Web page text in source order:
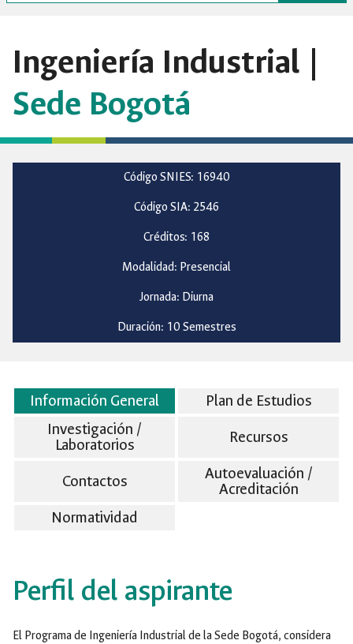
Ingeniería Industrial |
Sede Bogotá
Código SNIES: 16940
Código SIA: 2546
Créditos: 168
Modalidad: Presencial
Jornada: Diurna
Duración: 10 Semestres
Información General
Plan de Estudios
Investigación /
Laboratorios
Recursos
Contactos
Autoevaluación /
Acreditación
Normatividad
Perfil del aspirante
El Programa de Ingeniería Industrial de la Sede Bogotá, considera